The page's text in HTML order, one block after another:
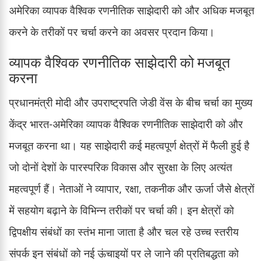
अमेरिका व्यापक वैश्विक रणनीतिक साझेदारी को और अधिक मजबूत
करने के तरीकों पर चर्चा करने का अवसर प्रदान किया।
व्यापक वैश्विक रणनीतिक साझेदारी को मजबूत
करना
प्रधानमंत्री मोदी और उपराष्ट्रपति जेडी वेंस के बीच चर्चा का मुख्य
केंद्र भारत-अमेरिका व्यापक वैश्विक रणनीतिक साझेदारी को और
मजबूत करना था। यह साझेदारी कई महत्वपूर्ण क्षेत्रों में फैली हुई है
जो दोनों देशों के पारस्परिक विकास और सुरक्षा के लिए अत्यंत
महत्वपूर्ण हैं। नेताओं ने व्यापार, रक्षा, तकनीक और ऊर्जा जैसे क्षेत्रों
में सहयोग बढ़ाने के विभिन्न तरीकों पर चर्चा की। इन क्षेत्रों को
द्विपक्षीय संबंधों का स्तंभ माना जाता है और चल रहे उच्च स्तरीय
संपर्क इन संबंधों को नई ऊंचाइयों पर ले जाने की प्रतिबद्धता को